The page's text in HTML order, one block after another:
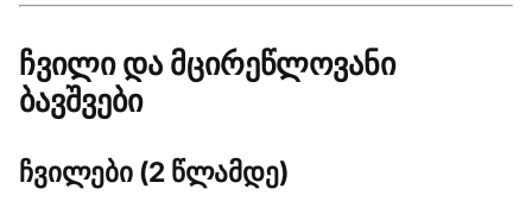
ჩვილი და მცირეწლოვანი
ბავშვები
ჩვილები (2 წლამდე)